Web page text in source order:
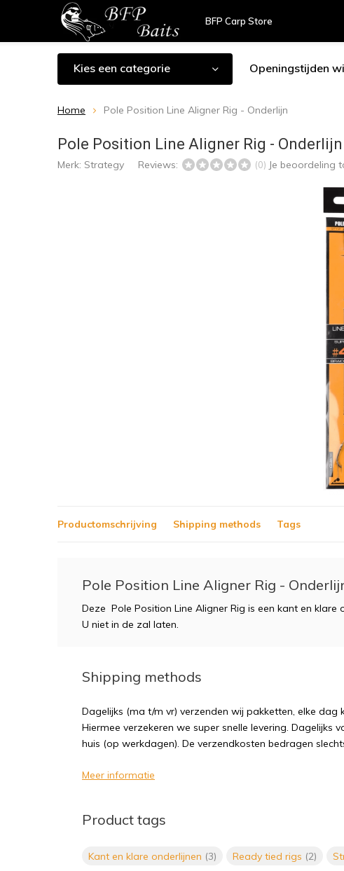
BFP Carp Store
Kies een categorie Openingstijden
Home Pole Position Line Aligner Rig - Onderlijn
Pole Position Line Aligner Rig - Onderlijn
Merk: Strategy Reviews: (0) Je beoordeling
Productomschrijving Shipping methods Tags
Pole Position Line Aligner Rig -
Deze Pole Position Line Aligner Rig is een kant en klare
U niet in de zal laten.
Shipping methods
Dagelijks (ma t/m vr) verzenden wij pakketten, elke dag
Hiermee verzekeren we super snelle levering. Dagelijks
huis (op werkdagen). De verzendkosten bedragen
Meer informatie
Product tags
Kant en klare onderlijnen (3) Ready tied rigs (2)